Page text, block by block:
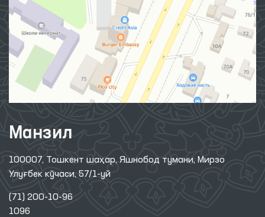
Манзил
100007, Тошкент шаҳар, Яшнобод тумани, Мирзо
Улуғбек кўчаси, 57/1-уй
(71) 200-10-96
1096